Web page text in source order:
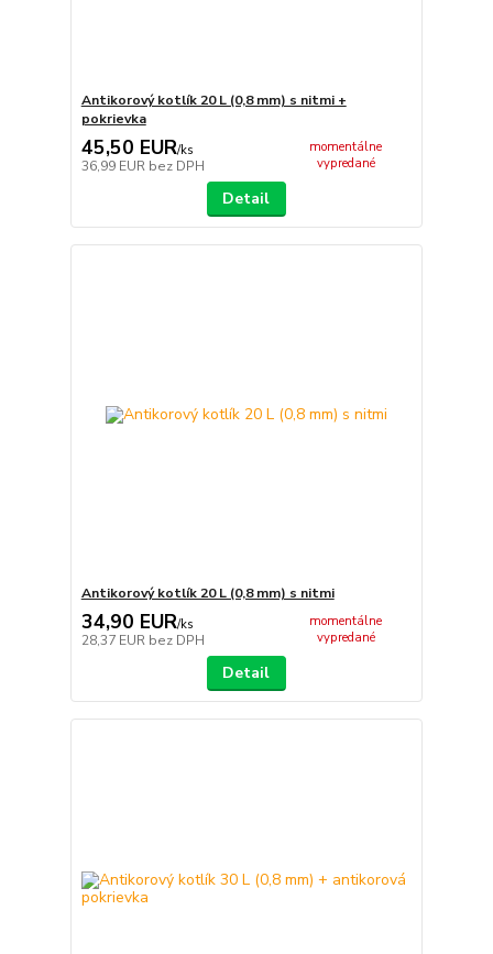
Antikorový kotlík 20 L (0,8 mm) s nitmi +
pokrievka
45,50 EUR/ks
36,99 EUR bez DPH
momentálne
vypredané
Detail
Antikorový kotlík 20 L (0,8 mm) s nitmi
34,90 EUR/ks
28,37 EUR bez DPH
momentálne
vypredané
Detail